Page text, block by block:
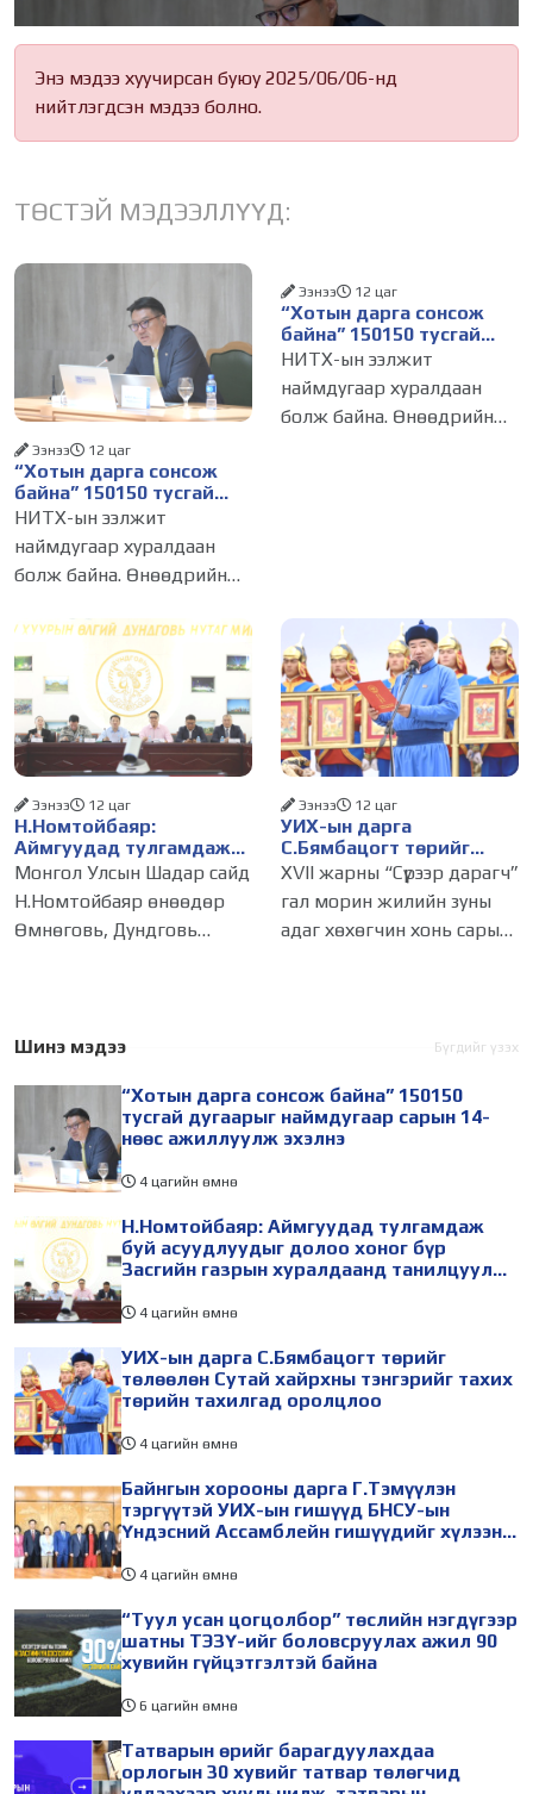
Энэ мэдээ хуучирсан буюу 2025/06/06-нд
нийтлэгдсэн мэдээ болно.
ТӨСТЭЙ МЭДЭЭЛЛҮҮД:
“Хотын дарга сонсож
байна” 150150 тусгай
дугаарыг наймдугаар
сарын 14-нөөс
ажиллуулж эхэлнэ
Ээнээ 12 цаг
НИТХ-ын ээлжит
наймдугаар хуралдаан
болж байна. Өнөөдрийн
нутгийн захиргааны
байгууллага, албан
тушаалтанд 2025, 2026
оны эхний хагас жилийн
байдлаар иргэдээс ирсэн
өргөдөл,
“Хотын дарга сонсож
байна” 150150 тусгай
дугаарыг наймдугаар
сарын 14-нөөс
ажиллуулж эхэлнэ
Ээнээ 12 цаг
НИТХ-ын ээлжит
наймдугаар хуралдаан
болж байна. Өнөөдрийн
өргөдөл,
Н.Номтойбаяр:
Аймгуудад тулгамдаж
буй асуудлуудыг долоо
хоног бүр Засгийн
газрын хуралдаанд
танилцуулж,
Ээнээ 12 цаг
Монгол Улсын Шадар сайд
Н.Номтойбаяр өнөөдөр
Өмнөговь, Дундговь
Онцгой комиссын даргын
Өмнөговь аймагт
УИХ-ын дарга
С.Бямбацогт төрийг
төлөөлөн Сутай хайрхны
тэнгэрийг тахих төрийн
тахилгад оролцлоо
Ээнээ 12 цаг
XVII жарны “Сүрээр дарагч”
гал морин жилийн зуны
адаг хөхөгчин хонь сарын
төрийн тахилга боллоо.
Шинэ мэдээ Бүгдийг үзэх
“Хотын дарга сонсож байна” 150150
тусгай дугаарыг наймдугаар сарын 14-
нөөс ажиллуулж эхэлнэ
4 цагийн өмнө
Н.Номтойбаяр: Аймгуудад тулгамдаж
буй асуудлуудыг долоо хоног бүр
Засгийн газрын хуралдаанд танилцуулж,
4 цагийн өмнө
УИХ-ын дарга С.Бямбацогт төрийг
төлөөлөн Сутай хайрхны тэнгэрийг тахих
төрийн тахилгад оролцлоо
4 цагийн өмнө
Байнгын хорооны дарга Г.Тэмүүлэн
тэргүүтэй УИХ-ын гишүүд БНСУ-ын
Үндэсний Ассамблейн гишүүдийг хүлээн
4 цагийн өмнө
“Туул усан цогцолбор” төслийн нэгдүгээр
шатны ТЭЗҮ-ийг боловсруулах ажил 90
хувийн гүйцэтгэлтэй байна
6 цагийн өмнө
Татварын өрийг барагдуулахдаа
орлогын 30 хувийг татвар төлөгчид